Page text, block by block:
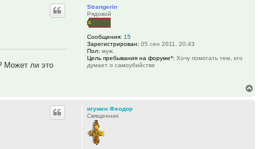
Strangerin
Рядовой
Сообщения: 15
Зарегистрирован: 05 сен 2011, 20:43
Пол: муж.
Цель пребывания на форуме*: Хочу помогать тем, кто
думает о самоубийстве
Может ли это
игумен Феодор
Священник